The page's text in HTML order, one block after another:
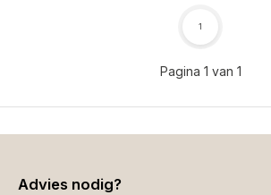
Pagina 1 van 1
1
Advies nodig?